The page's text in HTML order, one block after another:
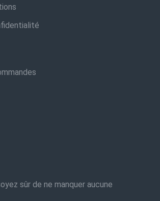
sûr de ne manquer aucune